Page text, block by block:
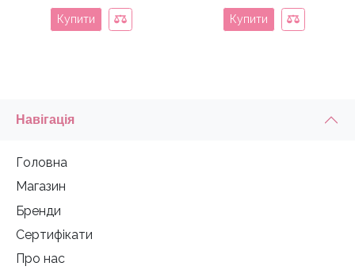
Купити Купити
Навігація
Головна
Магазин
Бренди
Сертифікати
Про нас